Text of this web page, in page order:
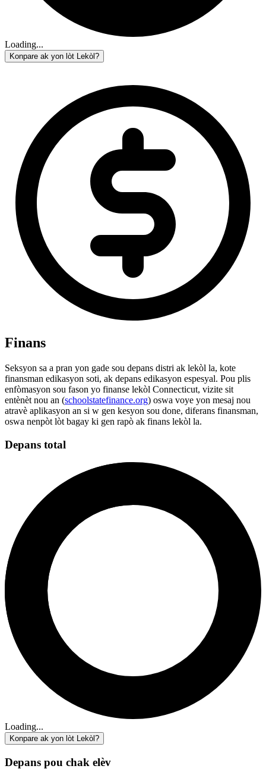
Loading...
Konpare ak yon lòt Lekòl?
Finans
Seksyon sa a pran yon gade sou depans distri ak lekòl la, kote
finansman edikasyon soti, ak depans edikasyon espesyal. Pou plis
enfòmasyon sou fason yo finanse lekòl Connecticut, vizite sit
entènèt nou an (schoolstatefinance.org) oswa voye yon mesaj nou
atravè aplikasyon an si w gen kesyon sou done, diferans finansman,
oswa nenpòt lòt bagay ki gen rapò ak finans lekòl la.
Depans total
Loading...
Konpare ak yon lòt Lekòl?
Depans pou chak elèv